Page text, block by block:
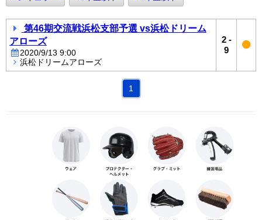
第46期交流戦浜松支部予選 vs浜松ドリーム
アローズ
2020/9/13 9:00
浜松ドリームアローズ
2-
9
1